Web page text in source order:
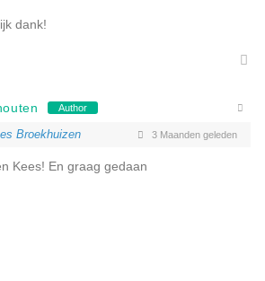
dank!
Author
Broekhuizen 3 Maanden geleden
Kees! En graag gedaan